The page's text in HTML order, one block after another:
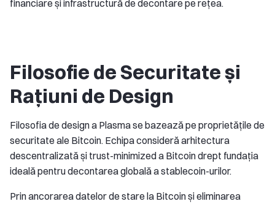
financiare și infrastructură de decontare pe rețea.
Filosofie de Securitate și
Rațiuni de Design
Filosofia de design a Plasma se bazează pe proprietățile de
securitate ale Bitcoin. Echipa consideră arhitectura
descentralizată și trust-minimized a Bitcoin drept fundația
ideală pentru decontarea globală a stablecoin-urilor.
Prin ancorarea datelor de stare la Bitcoin și eliminarea